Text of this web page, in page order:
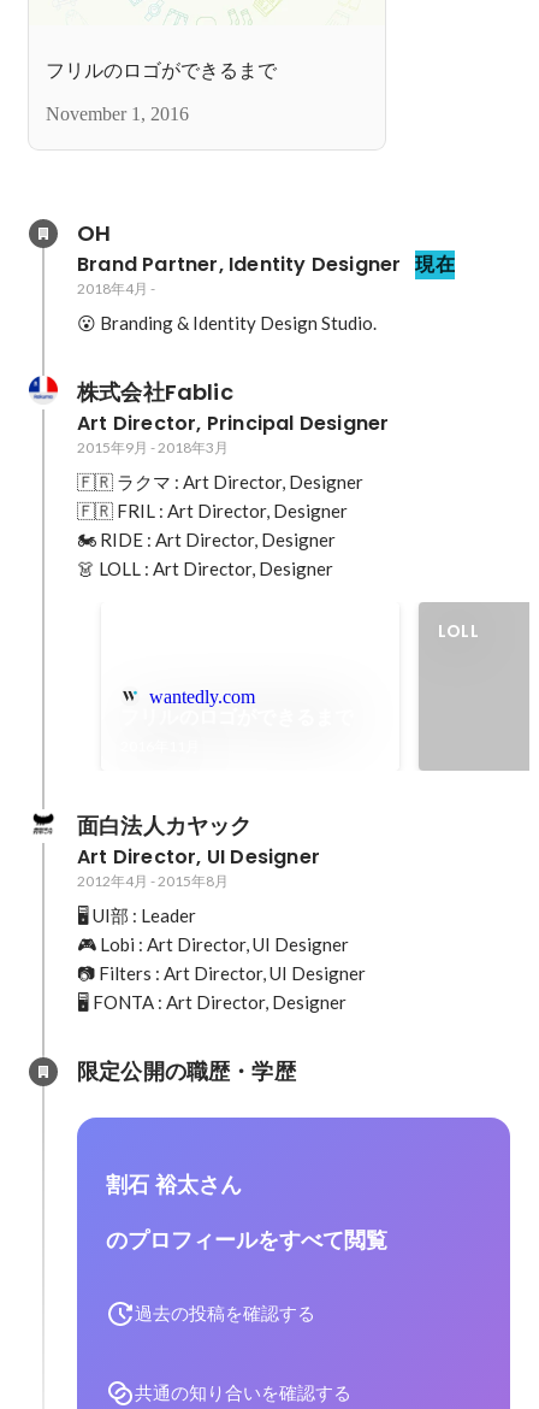
フリルのロゴができるまで
November 1, 2016
OH
Brand Partner, Identity Designer 現在
2018年4月 -
😮 Branding & Identity Design Studio.
株式会社Fablic
Art Director, Principal Designer
2015年9月 - 2018年3月
🇫🇷 ラクマ : Art Director, Designer
🇫🇷 FRIL : Art Director, Designer
🏍 RIDE : Art Director, Designer
👗 LOLL : Art Director, Designer
wantedly.com
LOLL
面白法人カヤック
Art Director, UI Designer
2012年4月 - 2015年8月
🖥 UI部 : Leader
🎮 Lobi : Art Director, UI Designer
📷 Filters : Art Director, UI Designer
🖥 FONTA : Art Director, Designer
限定公開の職歴・学歴
割石 裕太さん
のプロフィールをすべて閲覧
過去の投稿を確認する
共通の知り合いを確認する